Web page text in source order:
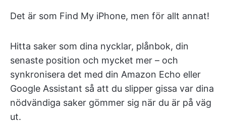
Det är som Find My iPhone, men för allt annat!
Hitta saker som dina nycklar, plånbok, din
senaste position och mycket mer – och
synkronisera det med din Amazon Echo eller
Google Assistant så att du slipper gissa var dina
nödvändiga saker gömmer sig när du är på väg
ut.